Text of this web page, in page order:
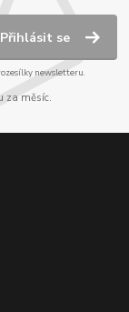
Přihlásit se
newsletteru.
za měsíc.